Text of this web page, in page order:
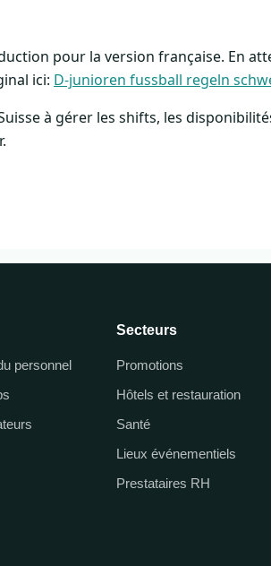
pour la version française. En
ici: D-junioren fussball regeln
à gérer les shifts, les
personnel
Secteurs
Promotions
Hôtels et restauration
Santé
Lieux événementiels
Prestataires RH